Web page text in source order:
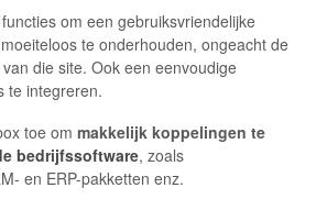
om een gebruiksvriendelijke
te onderhouden, ongeacht de
die site. Ook een eenvoudige
te integreren.
toe om makkelijk koppelingen te
bedrijfssoftware, zoals
en ERP-pakketten enz.